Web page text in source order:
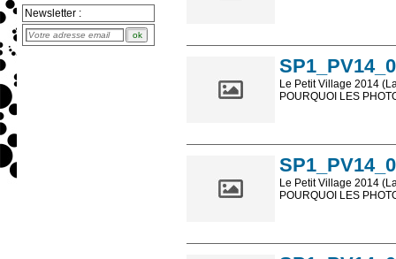
Newsletter :
Le Petit Village 2014
POURQUOI LES
Le Petit Village 2014
POURQUOI LES